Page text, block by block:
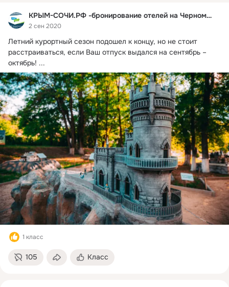
КРЫМ-СОЧИ.РФ -бронирование отелей на Черном море
2 сен 2020
Летний курортный сезон подошел к концу, но не стоит
расстраиваться, если Ваш отпуск выдался на сентябрь –
октябрь! ...
1 класс
105 Класс